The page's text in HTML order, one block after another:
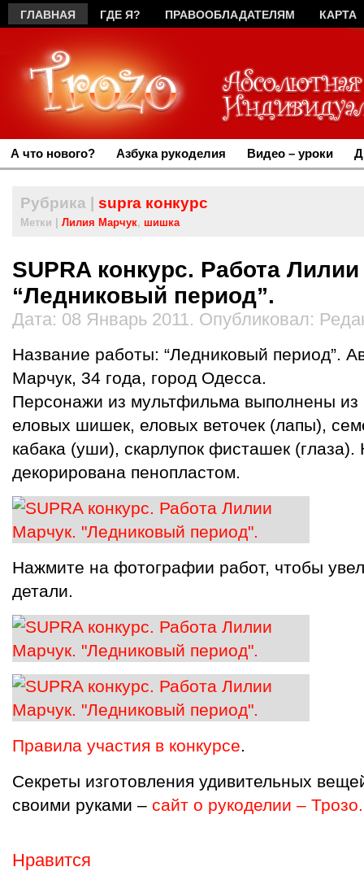
ГЛАВНАЯ ГДЕ Я? ПРАВООБЛАДАТЕЛЯМ КАРТА
А что нового? Азбука рукоделия Видео – уроки
Рубрика | supra конкурс
Метки | Лилия Марчук, шишка
SUPRA конкурс. Работа
“Ледниковый период”.
Дата: 08 Январь 2011. Опубликовал:
Название работы: “Ледниковый период”.
Марчук, 34 года, город Одесса.
Персонажи из мультфильма выполнены из
еловых шишек, еловых веточек (лапы),
кабака (уши), скарлупок фисташек (глаза).
декорирована пенопластом.
Нажмите на фотографии работ, чтобы
детали.
Правила участия в конкурсе.
Секреты изготовления удивительных
своими руками – сайт о рукоделии –
Нравится